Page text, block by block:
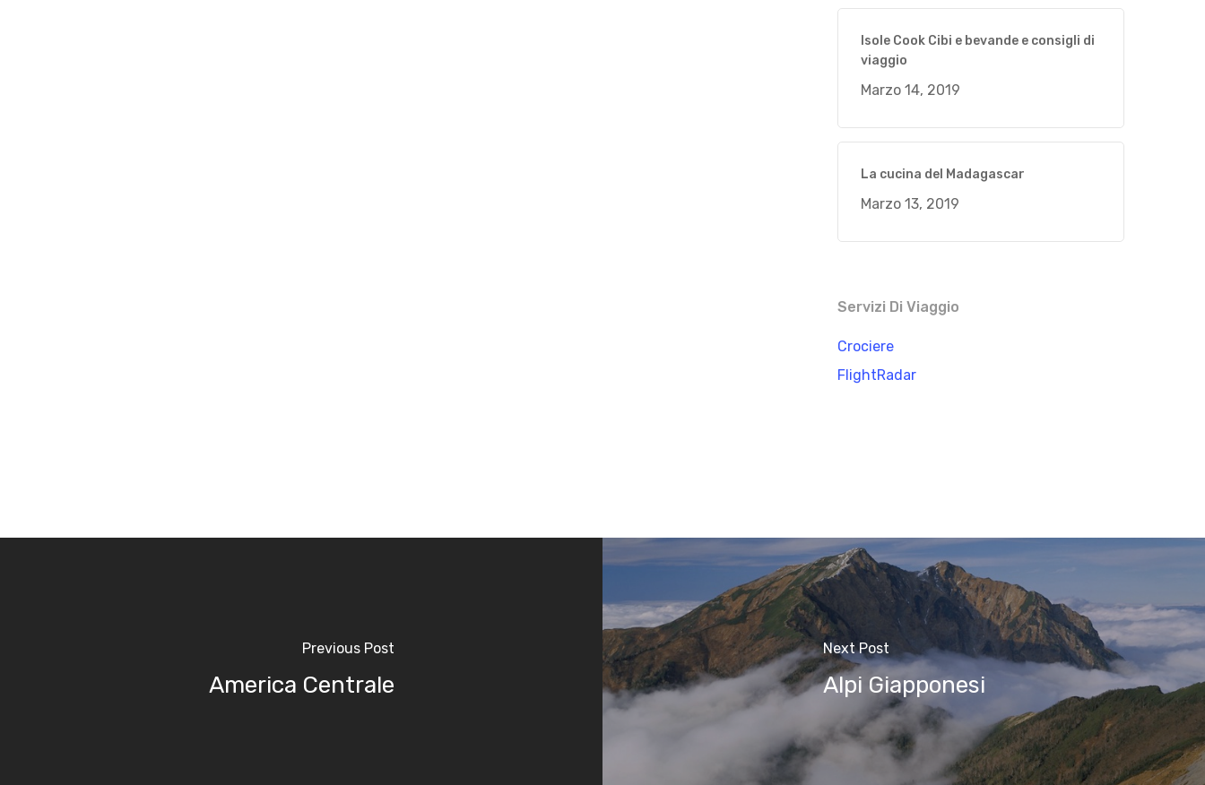
Isole Cook Cibi e bevande e consigli di
viaggio
Marzo 14, 2019
La cucina del Madagascar
Marzo 13, 2019
Servizi Di Viaggio
Crociere
FlightRadar
Previous Post
America Centrale
Next Post
Alpi Giapponesi